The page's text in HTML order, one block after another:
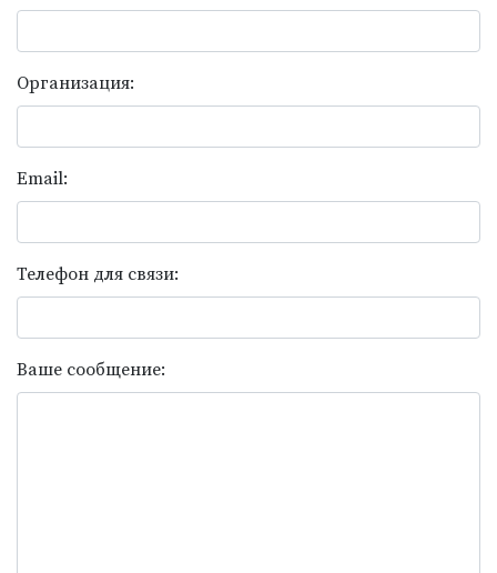
Организация:
Email:
Телефон для связи:
Ваше сообщение: